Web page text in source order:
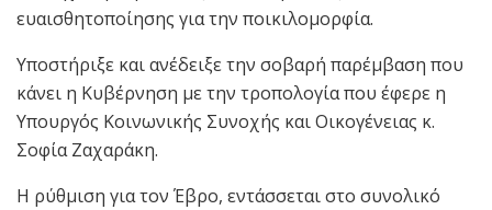
ευαισθητοποίησης για την ποικιλομορφία.
Υποστήριξε και ανέδειξε την σοβαρή παρέμβαση που
κάνει η Κυβέρνηση με την τροπολογία που έφερε η
Υπουργός Κοινωνικής Συνοχής και Οικογένειας κ.
Σοφία Ζαχαράκη.
Η ρύθμιση για τον Έβρο, εντάσσεται στο συνολικό